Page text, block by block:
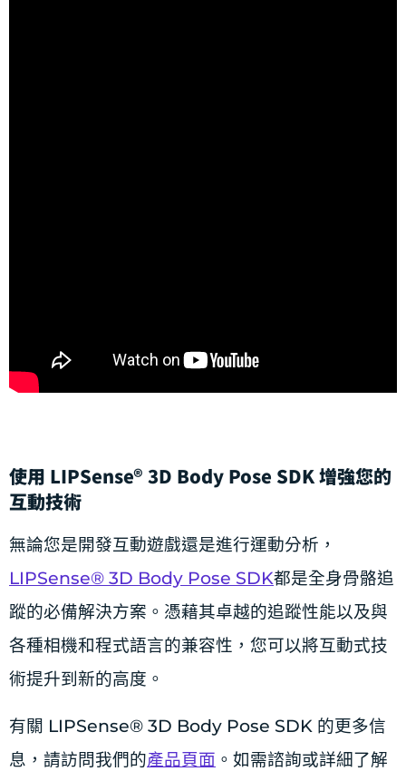
使用 LIPSense® 3D Body Pose SDK 增強您的
互動技術
無論您是開發互動遊戲還是進行運動分析，
LIPSense® 3D Body Pose SDK都是全身骨骼追
蹤的必備解決方案。憑藉其卓越的追蹤性能以及與
各種相機和程式語言的兼容性，您可以將互動式技
術提升到新的高度。
有關 LIPSense® 3D Body Pose SDK 的更多信
息，請訪問我們的產品頁面 。如需諮詢或詳細了解